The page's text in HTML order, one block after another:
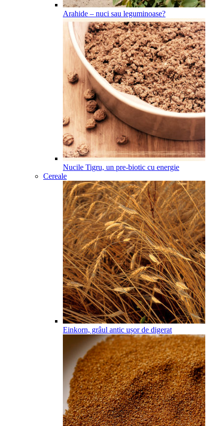
Arahide – nuci sau leguminoase?
Nucile Tigru, un pre-biotic cu energie
Cereale
Einkorn, grâul antic ușor de digerat